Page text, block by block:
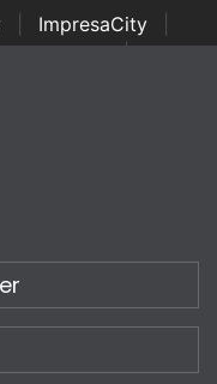
ImpresaCity
Awards | Italian
Awards